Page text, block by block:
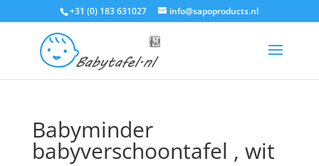
+31 (0) 183 631027 info@sapoproducts.nl
Babyminder
babyverschoontafel , wit